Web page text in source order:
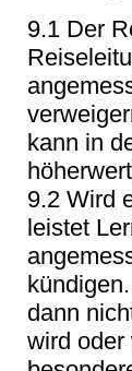
9.1 Der
kann in
9.2 Wird
leistet
dann
wird oder